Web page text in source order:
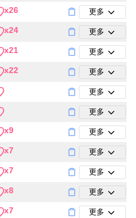
易經六四卦象
清除全部分類
搜尋
x26 更多
x24 更多
x21 更多
x22 更多
更多
更多
x9 更多
x7 更多
x7 更多
x8 更多
x7 更多